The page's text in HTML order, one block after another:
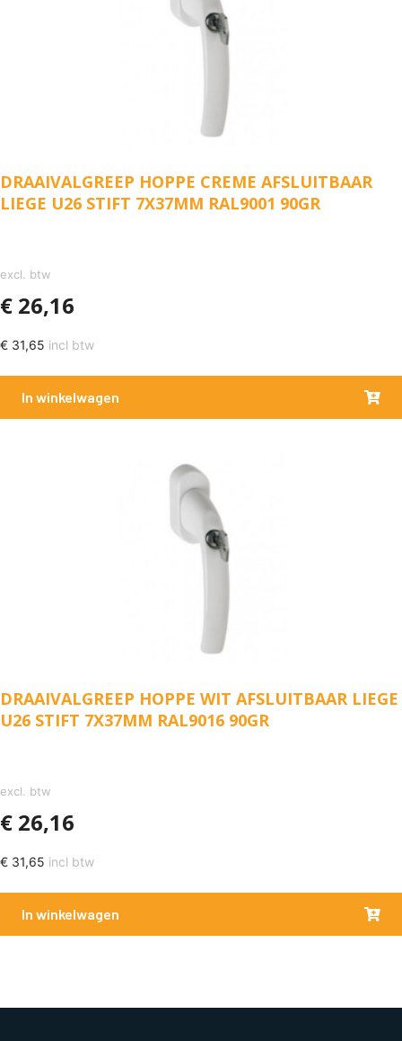
DRAAIVALGREEP HOPPE CREME AFSLUITBAAR
LIEGE U26 STIFT 7X37MM RAL9001 90GR
excl. btw
€ 26,16
€ 31,65 incl btw
In winkelwagen
DRAAIVALGREEP HOPPE WIT AFSLUITBAAR LIEGE
U26 STIFT 7X37MM RAL9016 90GR
excl. btw
€ 26,16
€ 31,65 incl btw
In winkelwagen